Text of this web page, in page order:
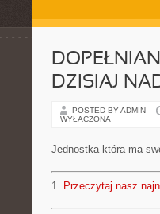
DZISIAJ
POSTED BY ADMIN
WYŁĄCZONA
Jednostka która ma
1. Przeczytaj nasz